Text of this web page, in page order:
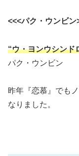
<<<パク・ウンビン
“ウ・ヨンウシンド
パク・ウンビン
昨年『恋慕』でも
なりました。